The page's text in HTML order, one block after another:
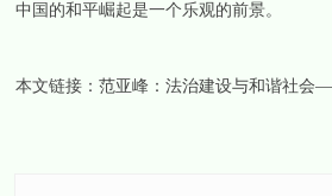
中国的和平崛起是一个乐观的前景。
本文链接： 范亚峰：法治建设与和谐社会